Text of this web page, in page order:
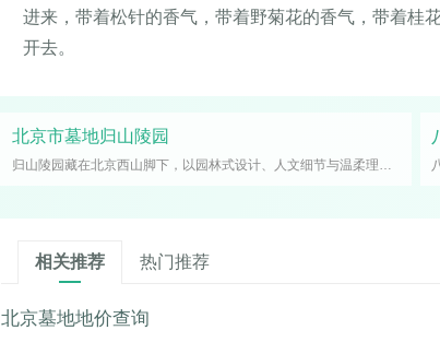
进来，带着松针的香气，带着野菊花的香气，带着桂
开去。
北京市墓地归山陵园
归山陵园藏在北京西山脚下，以园林式设计、人文细节与温柔理念成为城市思念角落。这里有四季流转的植物、有温度的墓碑故事、贴心
相关推荐 热门推荐
北京墓地地价查询